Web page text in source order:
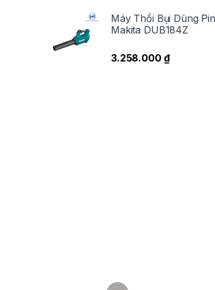
Máy Thổi Bụi Dùng Pin
Makita DUB184Z
3.258.000 ₫